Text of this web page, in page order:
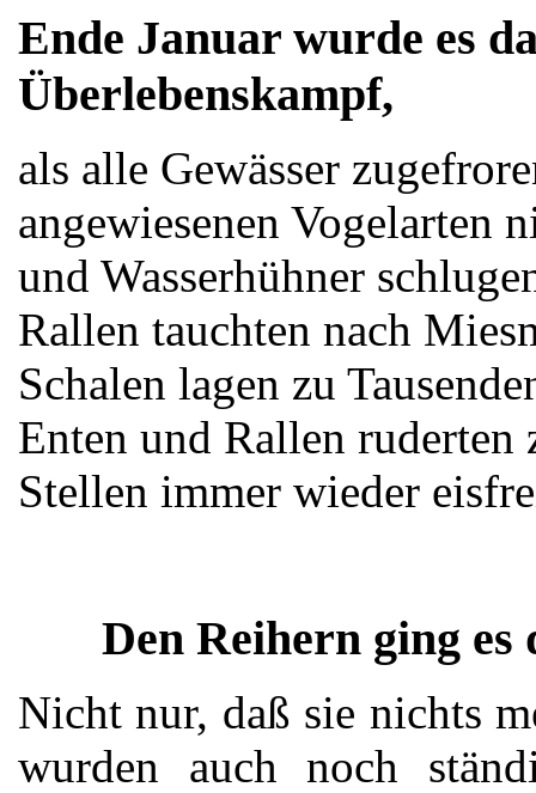
Ende Januar wurde es
Überlebenskampf,
als alle Gewässer
angewiesenen Vogelarten
und Wasserhühner
Rallen tauchten nach
Schalen lagen zu
Enten und Rallen ruderten
Stellen immer wieder
Den Reihern ging
Nicht nur, daß sie nichts
wurden auch noch